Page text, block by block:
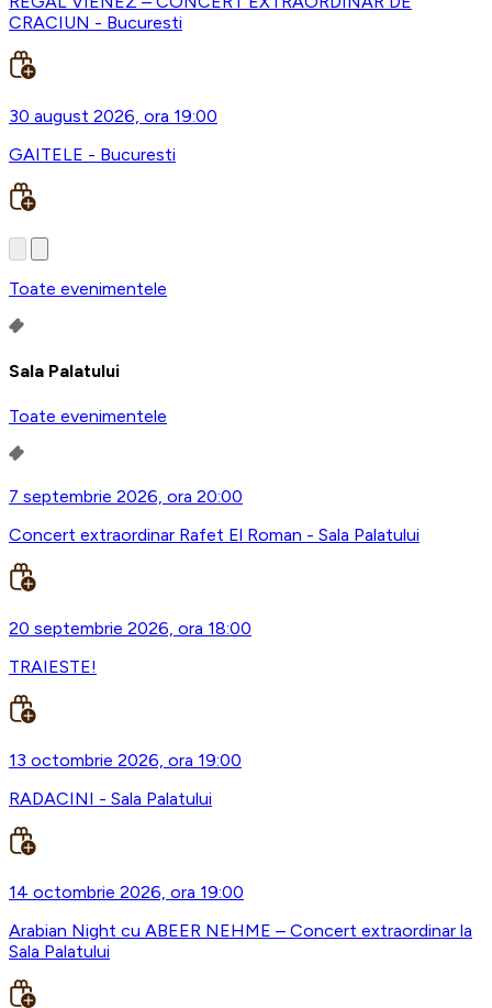
CRACIUN - Bucuresti
30 august 2026, ora 19:00
GAITELE - Bucuresti
Toate evenimentele
Sala Palatului
Toate evenimentele
7 septembrie 2026, ora 20:00
Concert extraordinar Rafet El Roman - Sala Palatului
20 septembrie 2026, ora 18:00
TRAIESTE!
13 octombrie 2026, ora 19:00
RADACINI - Sala Palatului
14 octombrie 2026, ora 19:00
Arabian Night cu ABEER NEHME – Concert extraordinar la
Sala Palatului